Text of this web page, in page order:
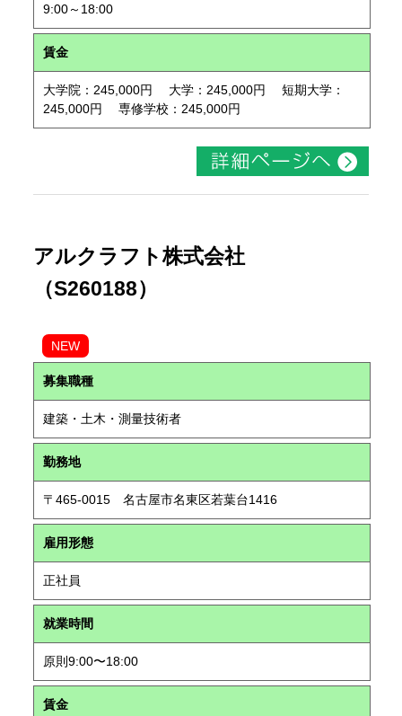
9:00～18:00
賃金
大学院：245,000円 大学：245,000円 短期大学：
245,000円 専修学校：245,000円
アルクラフト株式会社
（S260188）
NEW
募集職種
建築・土木・測量技術者
勤務地
〒465-0015 名古屋市名東区若葉台1416
雇用形態
正社員
就業時間
原則9:00〜18:00
賃金